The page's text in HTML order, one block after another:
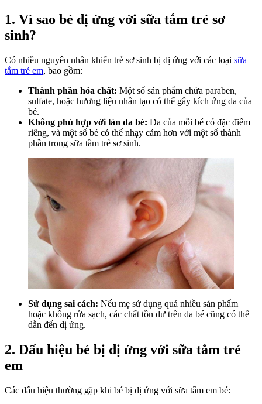
sinh
nào?
1. Vì sao bé dị ứng với sữa tắm trẻ sơ
sinh?
Có nhiều nguyên nhân khiến trẻ sơ sinh bị dị ứng với các loại sữa
tắm trẻ em, bao gồm:
Thành phần hóa chất: Một số sản phẩm chứa paraben,
sulfate, hoặc hương liệu nhân tạo có thể gây kích ứng da của
bé.
Không phù hợp với làn da bé: Da của mỗi bé có đặc điểm
riêng, và một số bé có thể nhạy cảm hơn với một số thành
phần trong sữa tắm trẻ sơ sinh.
Sử dụng sai cách: Nếu mẹ sử dụng quá nhiều sản phẩm
hoặc không rửa sạch, các chất tồn dư trên da bé cũng có thể
dẫn đến dị ứng.
2. Dấu hiệu bé bị dị ứng với sữa tắm trẻ
em
Các dấu hiệu thường gặp khi bé bị dị ứng với sữa tắm em bé: